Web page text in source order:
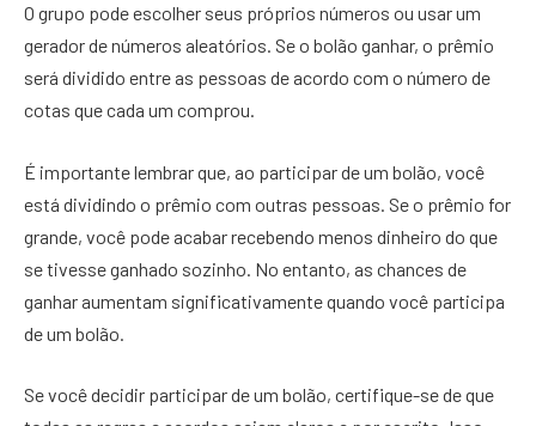
O grupo pode escolher seus próprios números ou usar um
gerador de números aleatórios. Se o bolão ganhar, o prêmio
será dividido entre as pessoas de acordo com o número de
cotas que cada um comprou.
É importante lembrar que, ao participar de um bolão, você
está dividindo o prêmio com outras pessoas. Se o prêmio for
grande, você pode acabar recebendo menos dinheiro do que
se tivesse ganhado sozinho. No entanto, as chances de
ganhar aumentam significativamente quando você participa
de um bolão.
Se você decidir participar de um bolão, certifique-se de que